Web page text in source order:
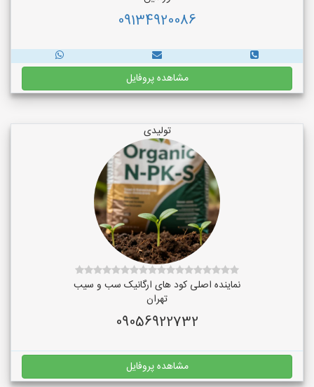
09134920086
مشاهده پروفایل
تولیدی
نماینده اصلی کود های ارگانیک سب و سیب
تهران
09056922732
مشاهده پروفایل